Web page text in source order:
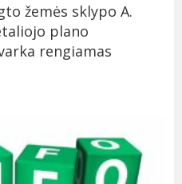
žemės sklypo A.
plano
rengiamas